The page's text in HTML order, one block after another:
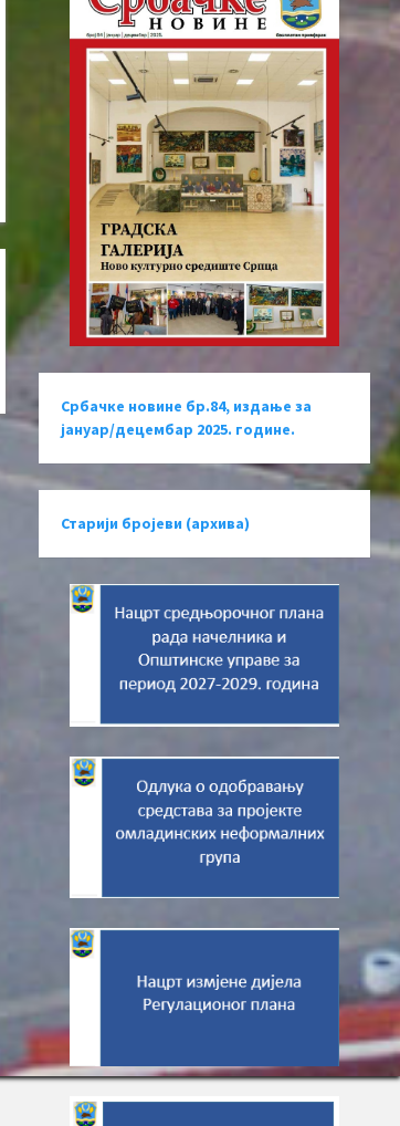
Србачке новине бр.84, издање за
јануар/децембар 2025. године.
Старији бројеви (архива)